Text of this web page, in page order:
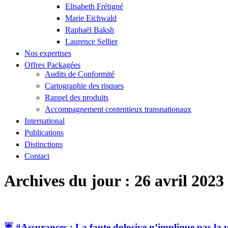
Elisabeth Frétigné
Marie Eichwald
Raphaël Baksh
Laurence Sellier
Nos expertises
Offres Packagées
Audits de Conformité
Cartographie des risques
Rappel des produits
Accompagnement contentieux transnationaux
International
Publications
Distinctions
Contact
Archives du jour : 26 avril 2023